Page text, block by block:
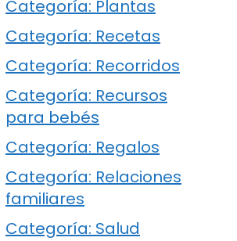
Categoría: Plantas
Categoría: Recetas
Categoría: Recorridos
Categoría: Recursos
para bebés
Categoría: Regalos
Categoría: Relaciones
familiares
Categoría: Salud